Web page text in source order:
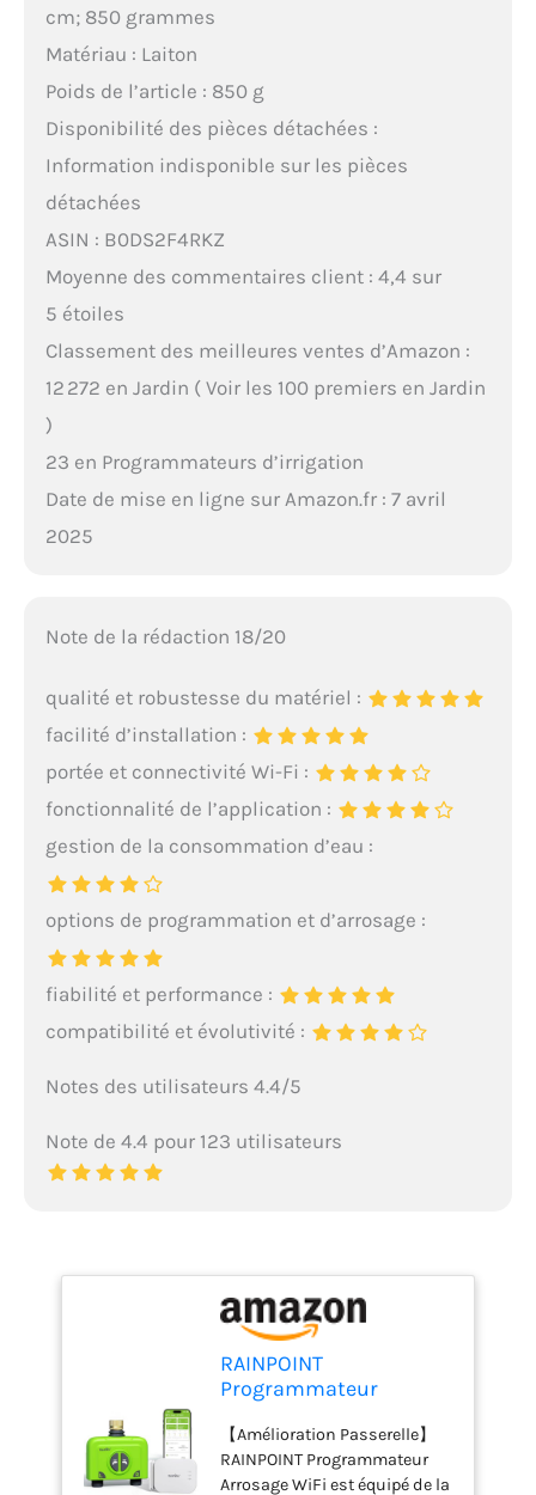
cm; 850 grammes
Matériau : Laiton
Poids de l’article : 850 g
Disponibilité des pièces détachées :
Information indisponible sur les pièces
détachées
ASIN : B0DS2F4RKZ
Moyenne des commentaires client : 4,4 sur
5 étoiles
Classement des meilleures ventes d’Amazon :
12 272 en Jardin ( Voir les 100 premiers en Jardin
)
23 en Programmateurs d’irrigation
Date de mise en ligne sur Amazon.fr : 7 avril
2025
Note de la rédaction 18/20
qualité et robustesse du matériel :
facilité d’installation :
portée et connectivité Wi-Fi :
fonctionnalité de l’application :
gestion de la consommation d’eau :
options de programmation et d’arrosage :
fiabilité et performance :
compatibilité et évolutivité :
Notes des utilisateurs 4.4/5
Note de 4.4 pour 123 utilisateurs
RAINPOINT
Programmateur
avec Passerelle
Ethernet et Entrée en
Laiton, Smart Minuteur
【Amélioration Passerelle】
RAINPOINT Programmateur
Arrosage WiFi est équipé de la